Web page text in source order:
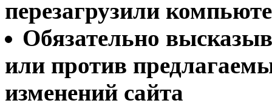
перезагрузили
Обязательно
или против
изменений сайта